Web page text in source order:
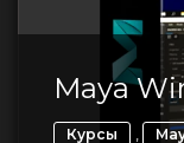
Maya
Курсы ,